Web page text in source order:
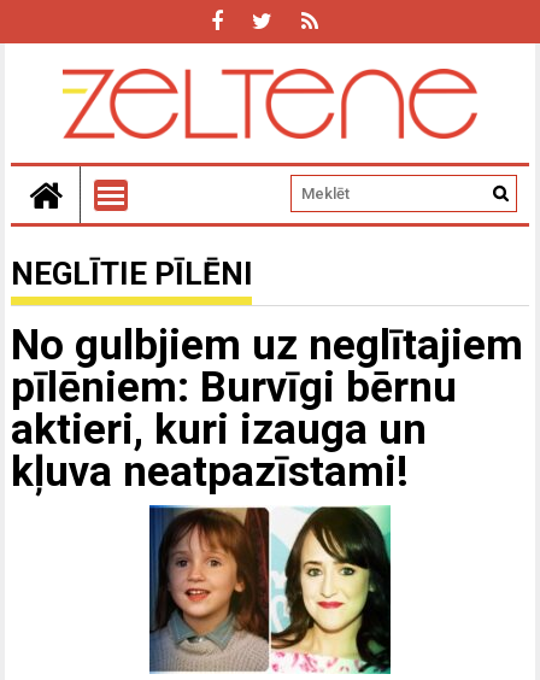
NEGLĪTIE PĪLĒNI
No gulbjiem uz neglītajiem
pīlēniem: Burvīgi bērnu
aktieri, kuri izauga un
kļuva neatpazīstami!